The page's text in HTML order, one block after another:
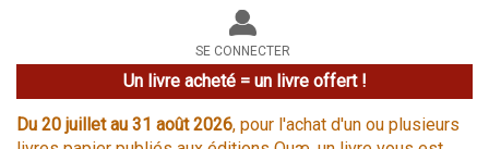
le
site
SE CONNECTER
Un livre acheté = un livre offert !
Du 20 juillet au 31 août 2026, pour l'achat d'un ou plusieurs